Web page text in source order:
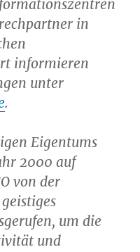
in
informieren
unter
.
Eigentums
2000 auf
von der
um die
und